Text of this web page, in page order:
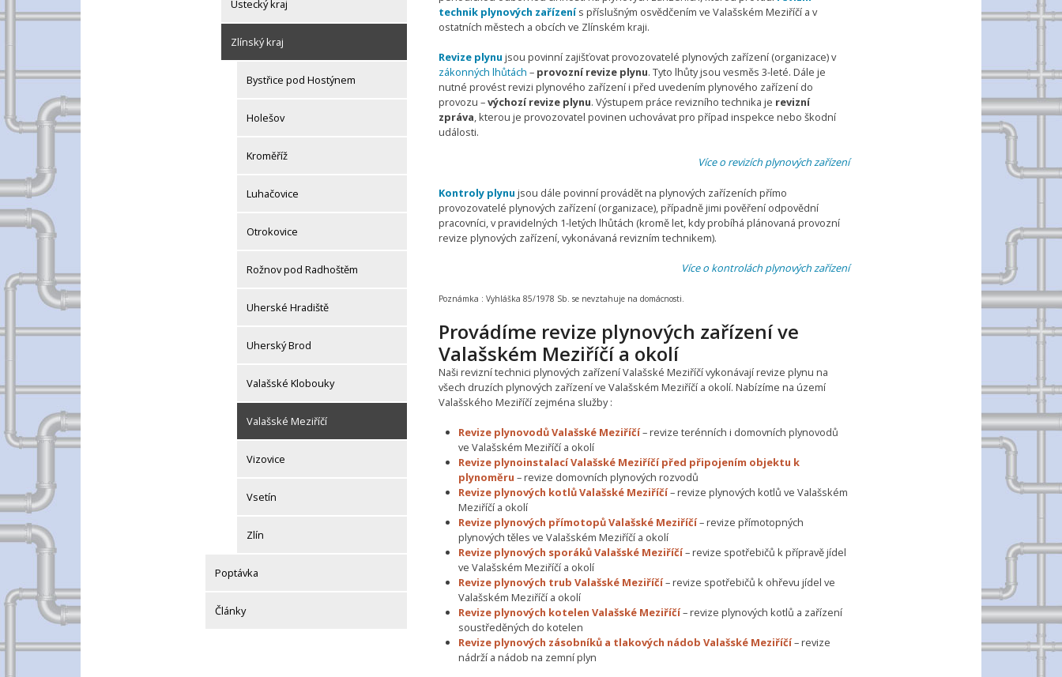
Ústecký kraj
Zlínský kraj
Bystřice pod Hostýnem
Holešov
Kroměříž
Luhačovice
Otrokovice
Rožnov pod Radhoštěm
Uherské Hradiště
Uherský Brod
Valašské Klobouky
Valašské Meziříčí
Vizovice
Vsetín
Zlín
Poptávka
Články
technik plynových zařízenís příslušným osvědčením ve Valašském Meziříčí a v
ostatních městech a obcích ve Zlínském kraji.
Revize plynu jsou povinní zajišťovat provozovatelé plynových zařízení (organizace) v
zákonných lhůtách – provozní revize plynu. Tyto lhůty jsou vesměs 3-leté. Dále je
nutné provést revizi plynového zařízení i před uvedením plynového zařízení do
provozu –výchozí revize plynu. Výstupem práce revizního technika je revizní
zpráva, kterou je provozovatel povinen uchovávat pro případ inspekce nebo škodní
události.
Více o revizích plynových zařízení
Kontroly plynu jsou dále povinní provádět na plynových zařízeních přímo
provozovatelé plynových zařízení (organizace), případně jimi pověření odpovědní
pracovníci, v pravidelných 1-letých lhůtách (kromě let, kdy probíhá plánovaná provozní
revize plynových zařízení, vykonávaná revizním technikem).
Více o kontrolách plynových zařízení
Poznámka : Vyhláška 85/1978 Sb. se nevztahuje na domácnosti.
Provádíme revize plynových zařízení ve
Valašském Meziříčí a okolí
Naši revizní technici plynových zařízení Valašské Meziříčí vykonávají revize plynu na
všech druzích plynových zařízení ve Valašském Meziříčí a okolí. Nabízíme na území
Valašského Meziříčí zejména služby :
Revize plynovodů Valašské Meziříčí– revize terénních i domovních plynovodů
ve Valašském Meziříčí a okolí
Revize plynoinstalací Valašské Meziříčí před připojením objektu k
plynoměru – revize domovních plynových rozvodů
Revize plynových kotlů Valašské Meziříčí– revize plynových kotlů ve Valašském
Meziříčí a okolí
Revize plynových přímotopů Valašské Meziříčí– revize přímotopných
plynových těles ve Valašském Meziříčí a okolí
Revize plynových sporáků Valašské Meziříčí– revize spotřebičů k přípravě jídel
ve Valašském Meziříčí a okolí
Revize plynových trub Valašské Meziříčí– revize spotřebičů k ohřevu jídel ve
Valašském Meziříčí a okolí
Revize plynových kotelen Valašské Meziříčí– revize plynových kotlů a zařízení
soustředěných do kotelen
Revize plynových zásobníků a tlakových nádob Valašské Meziříčí– revize
nádrží a nádob na zemní plyn